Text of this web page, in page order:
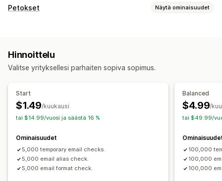
Petokset Näytä ominaisuudet
Hinnoittelu
Valitse yrityksellesi parhaiten sopiva sopimus.
Start
$1.49/kuukausi
tai $14.99/vuosi ja säästä 16 %
Ominaisuudet
5,000 temporary email checks.
5,000 email alias check.
5,000 email format check.
Balanced
$4.99/
tai $49.99/
100,000
100,000
100,000